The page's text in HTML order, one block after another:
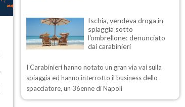
Ischia, vendeva droga in
spiaggia sotto
l'ombrellone: denunciato
dai carabinieri
I Carabinieri hanno notato un gran via vai sulla
spiaggia ed hanno interrotto il business dello
spacciatore, un 36enne di Napoli